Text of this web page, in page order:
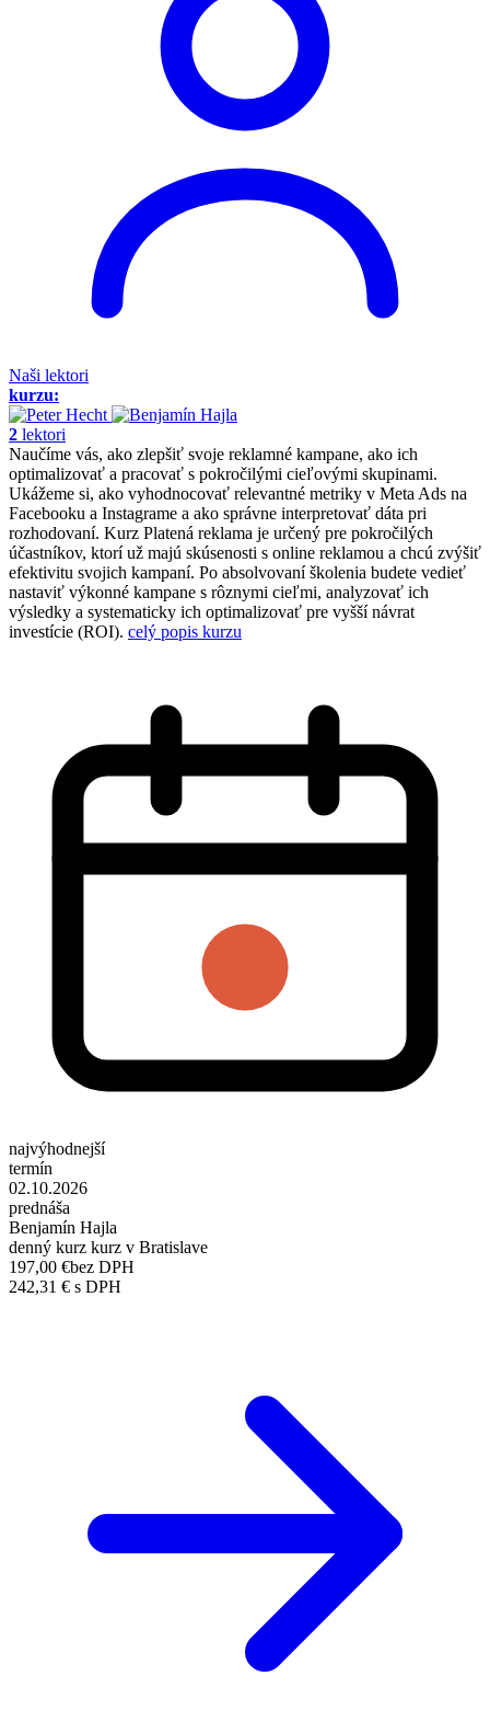
Naši lektori
kurzu:
2 lektori
Naučíme vás, ako zlepšiť svoje reklamné kampane, ako ich
optimalizovať a pracovať s pokročilými cieľovými skupinami.
Ukážeme si, ako vyhodnocovať relevantné metriky v Meta Ads na
Facebooku a Instagrame a ako správne interpretovať dáta pri
rozhodovaní. Kurz Platená reklama je určený pre pokročilých
účastníkov, ktorí už majú skúsenosti s online reklamou a chcú zvýšiť
efektivitu svojich kampaní. Po absolvovaní školenia budete vedieť
nastaviť výkonné kampane s rôznymi cieľmi, analyzovať ich
výsledky a systematicky ich optimalizovať pre vyšší návrat
investície (ROI). celý popis kurzu
najvýhodnejší
termín
02.10.2026
prednáša
Benjamín Hajla
denný kurz kurz v Bratislave
197,00 €bez DPH
242,31 € s DPH